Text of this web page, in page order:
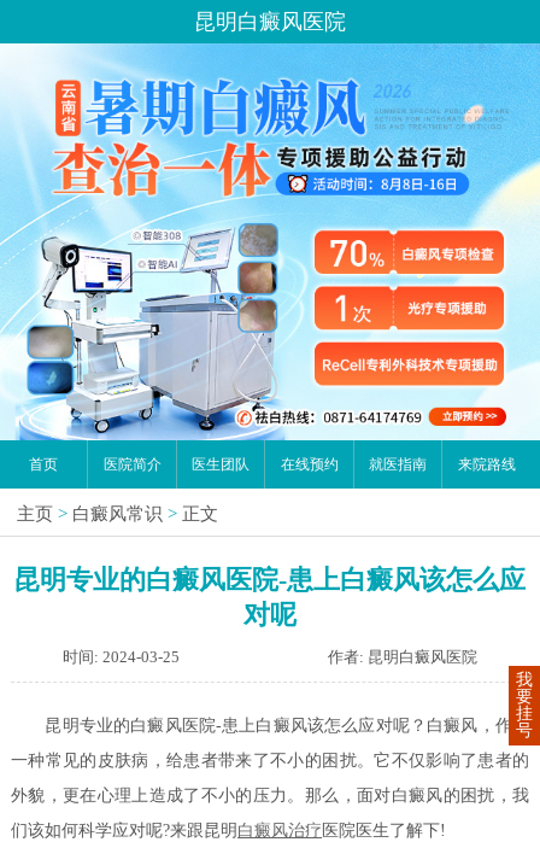
昆明白癜风医院
首页 医院简介 医生团队 在线预约 就医指南 来院路线
主页 > 白癜风常识 > 正文
昆明专业的白癜风医院-患上白癜风该怎么应
对呢
时间: 2024-03-25 作者: 昆明白癜风医院
昆明专业的白癜风医院-患上白癜风该怎么应对呢？白癜风，作为
一种常见的皮肤病，给患者带来了不小的困扰。它不仅影响了患者的
外貌，更在心理上造成了不小的压力。那么，面对白癜风的困扰，我
们该如何科学应对呢?来跟昆明 白癜风治疗 医院医生了解下!
我
要
挂
号